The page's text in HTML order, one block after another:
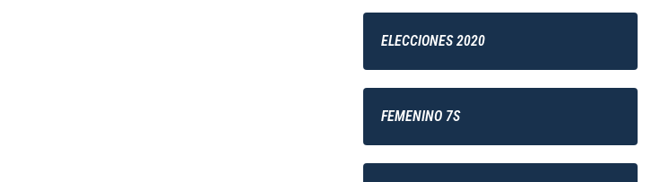
ELECCIONES 2020
FEMENINO 7S